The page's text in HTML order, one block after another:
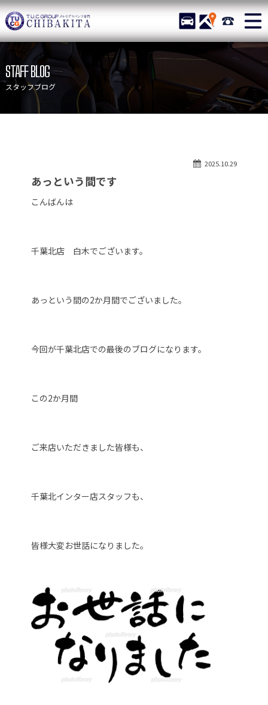
TUCグループ メルセデスベ
STOCK ACCESS 043-
ニュース
在庫リスト
目玉車両一覧
店舗紹介
保証＆サービス
アクセスマップ
自動車保険
STAFF BLOG
スタッフブログ
2025.10.29
あっという間です
こんばんは
千葉北店 白木でございます。
あっという間の2か月間でございました。
今回が千葉北店での最後のブログになります。
この2か月間
ご来店いただきました皆様も、
千葉北インター店スタッフも、
皆様大変お世話になりました。